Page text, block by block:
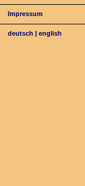
Impressum
deutsch |english